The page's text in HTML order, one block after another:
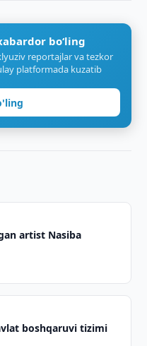
bo‘ling
reportajlar va tezkor
platformada kuzatib
artist Nasiba
boshqaruvi tizimi